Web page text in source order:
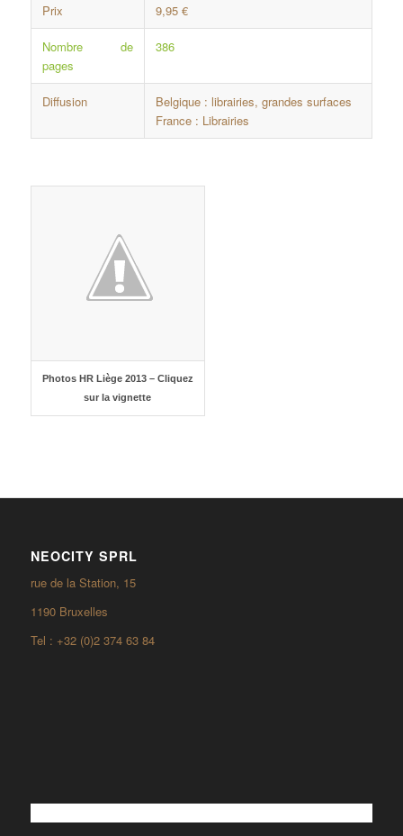
Prix 9,95 €
Nombre de
pages
386
Diffusion
Belgique : librairies, grandes surfaces
France : Librairies
Photos HR Liège 2013 – Cliquez
sur la vignette
NEOCITY SPRL
rue de la Station, 15
1190 Bruxelles
Tel : +32 (0)2 374 63 84